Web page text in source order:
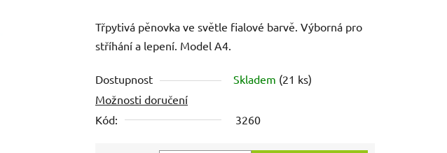
Třpytivá pěnovka ve světle fialové barvě. Výborná pro
stříhání a lepení. Model A4.
Dostupnost Skladem (21 ks)
Možnosti doručení
Kód:
3260